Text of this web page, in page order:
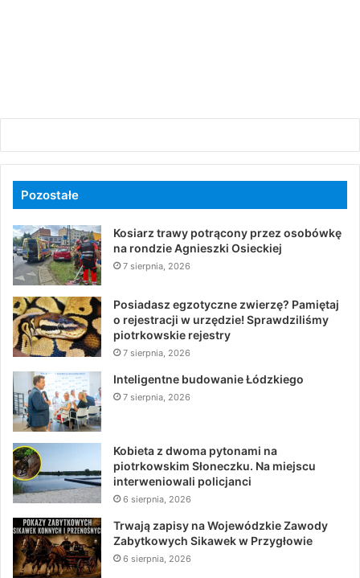
Pozostałe
Kosiarz trawy potrącony przez osobówkę
na rondzie Agnieszki Osieckiej
7 sierpnia, 2026
Posiadasz egzotyczne zwierzę? Pamiętaj
o rejestracji w urzędzie! Sprawdziliśmy
piotrkowskie rejestry
7 sierpnia, 2026
Inteligentne budowanie Łódzkiego
7 sierpnia, 2026
Kobieta z dwoma pytonami na
piotrkowskim Słoneczku. Na miejscu
interweniowali policjanci
6 sierpnia, 2026
Trwają zapisy na Wojewódzkie Zawody
Zabytkowych Sikawek w Przygłowie
6 sierpnia, 2026